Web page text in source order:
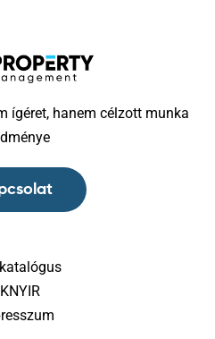
ígéret, hanem célzott munka